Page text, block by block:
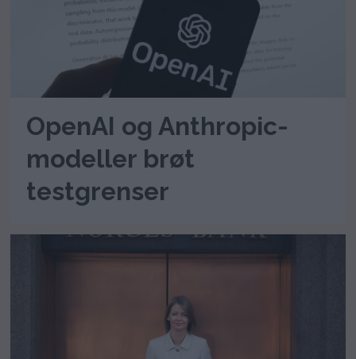
OpenAI og Anthropic-
modeller brøt
testgrenser